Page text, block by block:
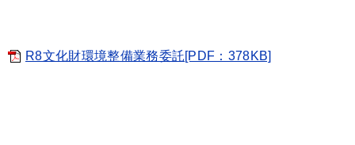
R8文化財環境整備業務委託[PDF：378KB]